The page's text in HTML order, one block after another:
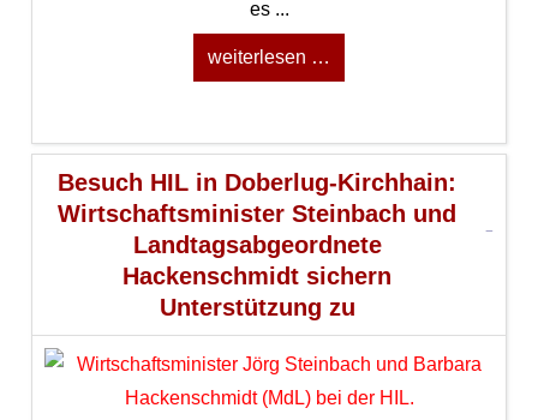
es ...
weiterlesen …
Besuch HIL in Doberlug-Kirchhain:
Wirtschaftsminister Steinbach und
Landtagsabgeordnete
Hackenschmidt sichern
Unterstützung zu